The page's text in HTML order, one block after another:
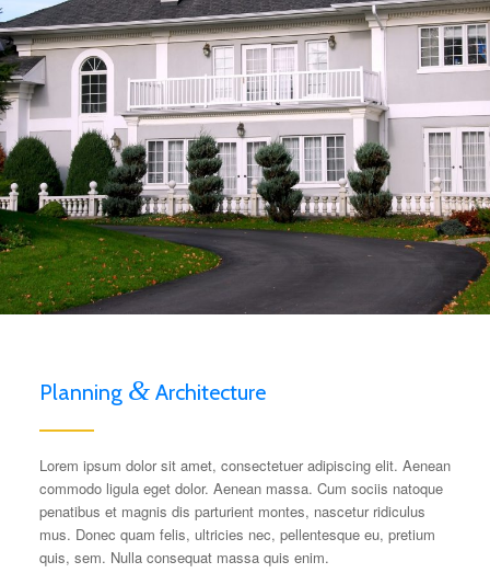
Planning &Architecture
Lorem ipsum dolor sit amet, consectetuer adipiscing elit. Aenean
commodo ligula eget dolor. Aenean massa. Cum sociis natoque
penatibus et magnis dis parturient montes, nascetur ridiculus
mus. Donec quam felis, ultricies nec, pellentesque eu, pretium
quis, sem. Nulla consequat massa quis enim.